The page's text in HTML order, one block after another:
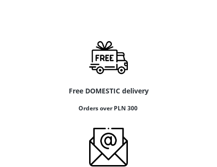
Free DOMESTIC delivery
Orders over PLN 300